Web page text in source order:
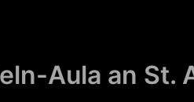
Aula an St.